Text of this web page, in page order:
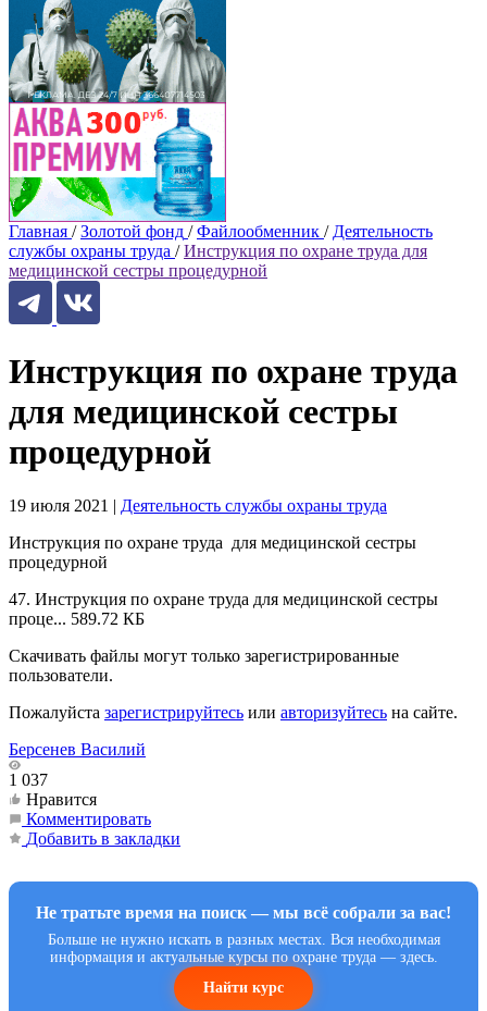
Главная / Золотой фонд / Файлообменник / Деятельность
службы охраны труда / Инструкция по охране труда для
медицинской сестры процедурной
Инструкция по охране труда
для медицинской сестры
процедурной
19 июля 2021 | Деятельность службы охраны труда
Инструкция по охране труда для медицинской сестры
процедурной
47. Инструкция по охране труда для медицинской сестры
проце... 589.72 КБ
Скачивать файлы могут только зарегистрированные
пользователи.
Пожалуйста зарегистрируйтесь или авторизуйтесь на сайте.
Берсенев Василий
1 037
Нравится
Комментировать
Добавить в закладки
Не тратьте время на поиск — мы всё собрали за вас!
Больше не нужно искать в разных местах. Вся необходимая
информация и актуальные курсы по охране труда — здесь.
Найти курс